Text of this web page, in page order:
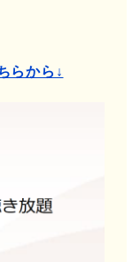
らから↓